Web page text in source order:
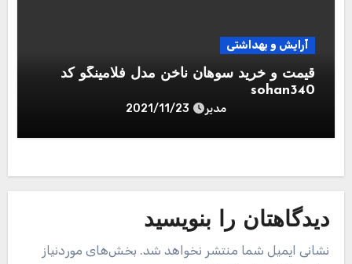
آرایش و بهداشتی
قیمت و خرید سوهان ناخن مدل فلامینگو کد
sohan340
مدیر 2021/11/23
دیدگاهتان را بنویسید
نشانی ایمیل شما منتشر نخواهد شد. بخش‌های موردنیاز